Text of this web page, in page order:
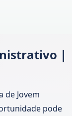
|
de Jovem
pode